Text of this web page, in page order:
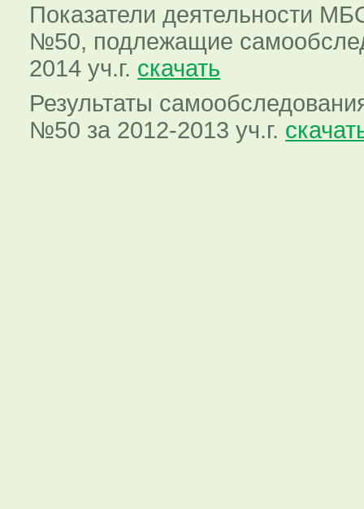
Показатели деятельности
№50, подлежащие
2014 уч.г. скачать
Результаты
№50 за 2012-2013 уч.г.